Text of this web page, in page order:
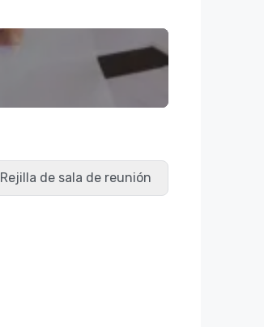
Rejilla de sala de reunión